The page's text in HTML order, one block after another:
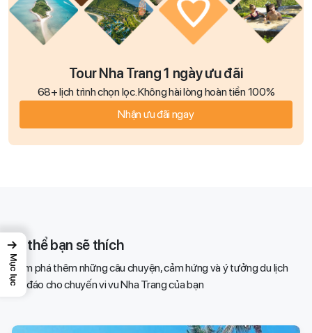
Tour Nha Trang 1 ngày ưu đãi
68+ lịch trình chọn lọc. Không hài lòng hoàn tiền 100%
Nhận ưu đãi ngay
Có thể bạn sẽ thích
Khám phá thêm những câu chuyện, cảm hứng và ý tưởng du lịch
độc đáo cho chuyến vi vu Nha Trang của bạn​
→
Mục lục